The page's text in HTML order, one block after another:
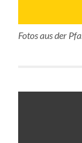
Fotos aus der